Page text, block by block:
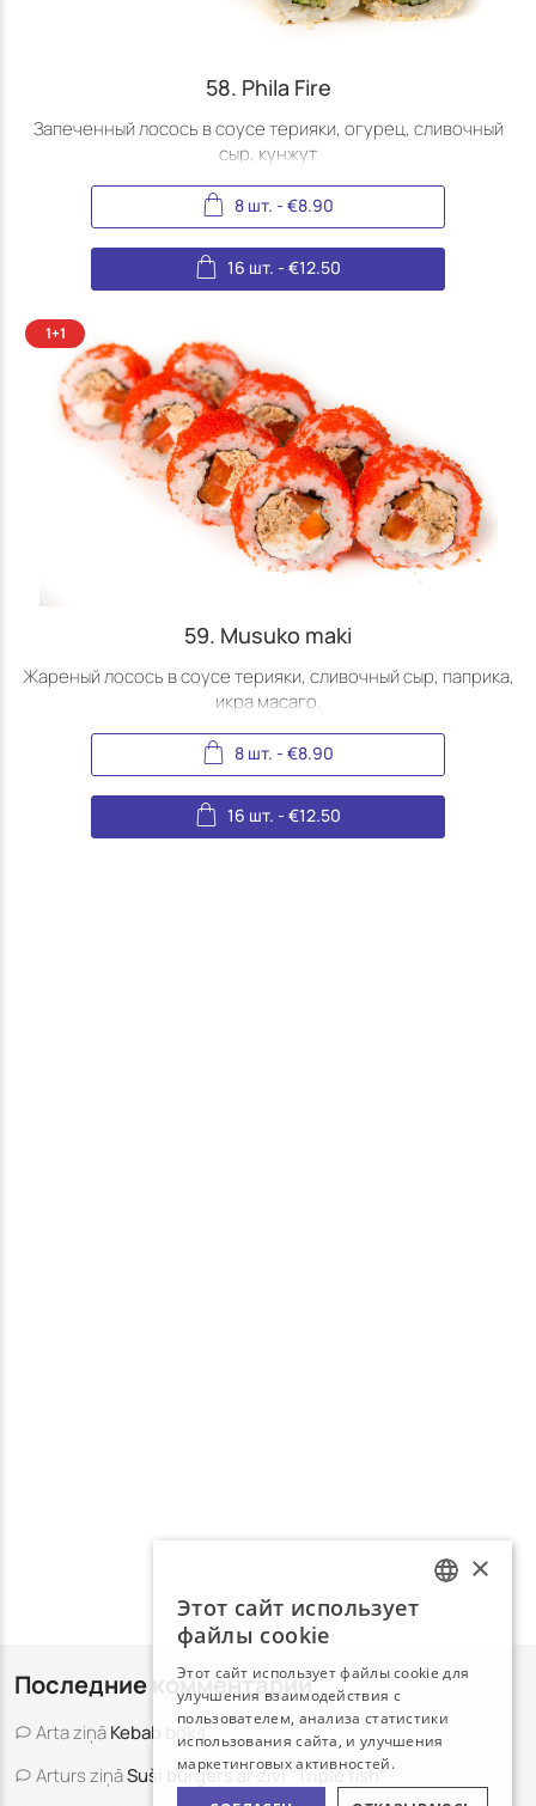
58. Phila Fire
Запеченный лосось в соусе терияки, огурец, сливочный
сыр, кунжут
8 шт. - €8.90
16 шт. - €12.50
59. Musuko maki
Жареный лосось в соусе терияки, сливочный сыр, паприка,
икра масаго.
8 шт. - €8.90
16 шт. - €12.50
Последние комментарии
ArtaziņāKebab boks
ArtursziņāSuši burgers ar zivi “Triple fish”
×
Этот сайт использует
файлы cookie
Этот сайт использует файлы cookie для
улучшения взаимодействия с
пользователем, анализа статистики
использования сайта, и улучшения
маркетинговых активностей.